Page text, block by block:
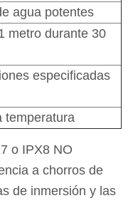
agua potentes
metro durante 30
especificadas
temperatura
o IPX8 NO
a chorros de
de inmersión y las